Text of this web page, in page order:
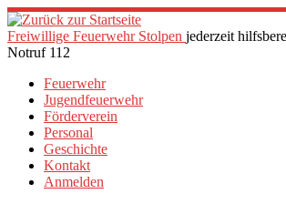
Zum
Inhalt
springen
Freiwillige Feuerwehr Stolpen jederzeit
Notruf 112
Feuerwehr
Jugendfeuerwehr
Förderverein
Personal
Geschichte
Kontakt
Anmelden